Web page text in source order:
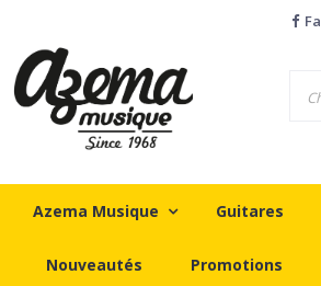
Azema Musique Guitares
Nouveautés Promotions